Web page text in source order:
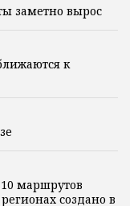
заметно вырос
к
маршрутов
создано в